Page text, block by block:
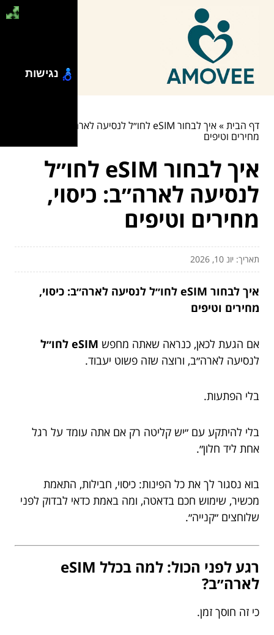
דף הבית»
איך לבחור eSIM לחו״ל לנסיעה לארה״ב: כיסוי,
מחירים וטיפים
איך לבחור eSIM לחו״ל
לנסיעה לארה״ב: כיסוי,
מחירים וטיפים
תאריך: יונ 10, 2026
איך לבחור eSIM לחו״ל לנסיעה לארה״ב: כיסוי,
מחירים וטיפים
אם הגעת לכאן, כנראה שאתה מחפש eSIM לחו״ל
לנסיעה לארה״ב, ורוצה שזה פשוט יעבוד.
בלי הפתעות.
בלי להיתקע עם ״יש קליטה רק אם אתה עומד על רגל
אחת ליד חלון״.
בוא נסגור לך את כל הפינות: כיסוי, חבילות, התאמת
מכשיר, שימוש חכם בדאטה, ומה באמת כדאי לבדוק לפני
שלוחצים ״קנייה״.
רגע לפני הכול: למה בכלל eSIM
לארה״ב?
כי זה חוסך זמן.
נגישות